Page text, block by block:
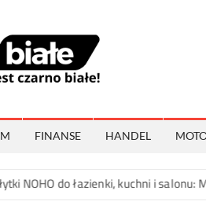
FINANSE HANDEL
łazienki, kuchni i salonu: Miejski